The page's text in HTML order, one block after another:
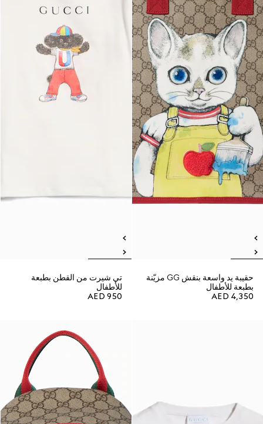
حقيبة يد واسعة بنقش GG مزيّنة
بطبعة للأطفال
AED 4,350
تي شيرت من القطن بطبعة
للأطفال
AED 950